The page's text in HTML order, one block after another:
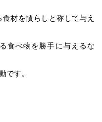
材を慣らしと称して与え
食べ物を勝手に与えるな
です。